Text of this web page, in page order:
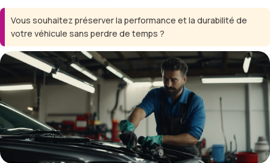
Vous souhaitez préserver la performance et la durabilité de
votre véhicule sans perdre de temps ?